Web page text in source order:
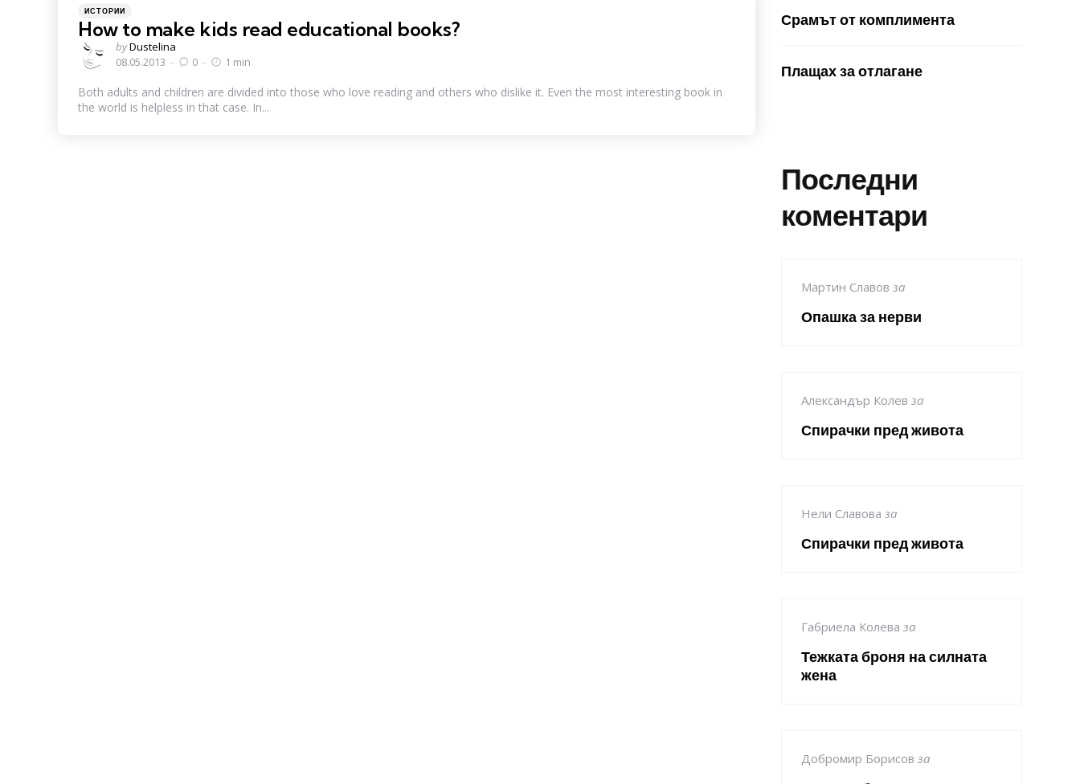
Categories
Posted
in
ИСТОРИИ
How to make kids read educational books?
Posted
by
byDustelina
08.05.2013
0 1 min
Both adults and children are divided into those who love reading and others who dislike it. Even the most interesting book in
the world is helpless in that case. In...
Срамът от комплимента
Плащах за отлагане
Последни
коментари
Мартин Славов за
Опашка за нерви
Александър Колев за
Спирачки пред живота
Нели Славова за
Спирачки пред живота
Габриела Колева за
Тежката броня на силната
жена
Добромир Борисов за